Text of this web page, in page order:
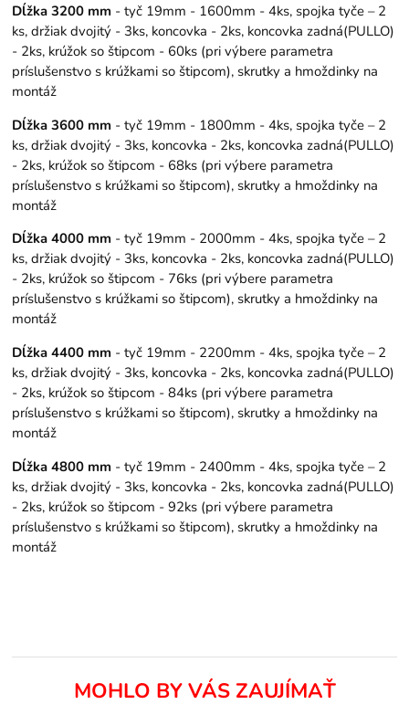
Dĺžka 3200 mm - tyč 19mm - 1600mm - 4ks, spojka tyče – 2
ks, držiak dvojitý - 3ks, koncovka - 2ks, koncovka zadná(PULLO)
- 2ks, krúžok so štipcom - 60ks (pri výbere parametra
príslušenstvo s krúžkami so štipcom), skrutky a hmoždinky na
montáž
Dĺžka 3600 mm - tyč 19mm - 1800mm - 4ks, spojka tyče – 2
ks, držiak dvojitý - 3ks, koncovka - 2ks, koncovka zadná(PULLO)
- 2ks, krúžok so štipcom - 68ks (pri výbere parametra
príslušenstvo s krúžkami so štipcom), skrutky a hmoždinky na
montáž
Dĺžka 4000 mm - tyč 19mm - 2000mm - 4ks, spojka tyče – 2
ks, držiak dvojitý - 3ks, koncovka - 2ks, koncovka zadná(PULLO)
- 2ks, krúžok so štipcom - 76ks (pri výbere parametra
príslušenstvo s krúžkami so štipcom), skrutky a hmoždinky na
montáž
Dĺžka 4400 mm - tyč 19mm - 2200mm - 4ks, spojka tyče – 2
ks, držiak dvojitý - 3ks, koncovka - 2ks, koncovka zadná(PULLO)
- 2ks, krúžok so štipcom - 84ks (pri výbere parametra
príslušenstvo s krúžkami so štipcom), skrutky a hmoždinky na
montáž
Dĺžka 4800 mm - tyč 19mm - 2400mm - 4ks, spojka tyče – 2
ks, držiak dvojitý - 3ks, koncovka - 2ks, koncovka zadná(PULLO)
- 2ks, krúžok so štipcom - 92ks (pri výbere parametra
príslušenstvo s krúžkami so štipcom), skrutky a hmoždinky na
montáž
MOHLO BY VÁS ZAUJÍMAŤ